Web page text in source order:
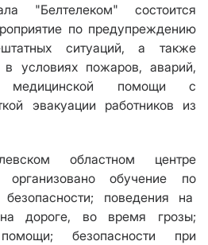
"Белтелеком" состоится
е по предупреждению
ситуаций, а также
условиях пожаров, аварий,
медицинской помощи с
эвакуации работников из
областном центре
организовано обучение по
безопасности; поведения на
дороге, во время грозы;
безопасности при